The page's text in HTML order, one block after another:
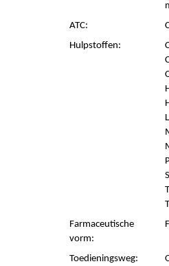
ATC:
Hulpstoffen:
Farmaceutische
vorm:
Toedieningsweg: